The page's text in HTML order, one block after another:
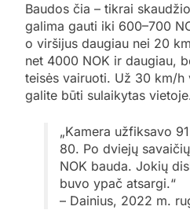
Baudos čia – tikrai
galima gauti iki 600–700
o viršijus daugiau nei 20
net 4000 NOK ir daugiau,
teisės vairuoti. Už 30 km/h
galite būti sulaikytas
„Kamera užfiksavo
80. Po dviejų
NOK bauda. Jokių
buvo ypač atsargi.“
– Dainius, 2022 m.